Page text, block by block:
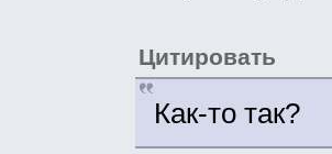
Цитировать
Как-то так?